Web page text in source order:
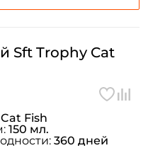
Sft Trophy Cat
Cat Fish
150 мл.
360 дней